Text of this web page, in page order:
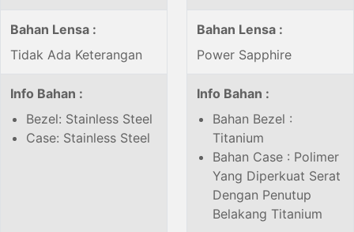
Bahan Lensa :
Tidak Ada Keterangan
Bahan Lensa :
Power Sapphire
Info Bahan :
Bezel: Stainless Steel
Case: Stainless Steel
Info Bahan :
Bahan Bezel :
Titanium
Bahan Case : Polimer
Yang Diperkuat Serat
Dengan Penutup
Belakang Titanium